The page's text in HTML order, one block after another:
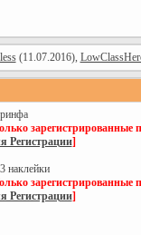
(11.07.2016),
зарегистрированные
Регистрации]
наклейки
зарегистрированные
Регистрации]